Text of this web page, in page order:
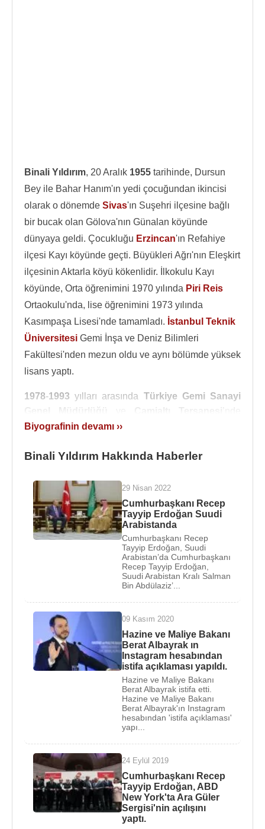
Binali Yıldırım, 20 Aralık 1955 tarihinde, Dursun
Bey ile Bahar Hanım'ın yedi çocuğundan ikincisi
olarak o dönemde Sivas'ın Suşehri ilçesine bağlı
bir bucak olan Gölova'nın Günalan köyünde
dünyaya geldi. Çocukluğu Erzincan'ın Refahiye
ilçesi Kayı köyünde geçti. Büyükleri Ağrı'nın Eleşkirt
ilçesinin Aktarla köyü kökenlidir. İlkokulu Kayı
köyünde, Orta öğrenimini 1970 yılında Piri Reis
Ortaokulu'nda, lise öğrenimini 1973 yılında
Kasımpaşa Lisesi'nde tamamladı. İstanbul Teknik
Üniversitesi Gemi İnşa ve Deniz Bilimleri
Fakültesi'nden mezun oldu ve aynı bölümde yüksek
lisans yaptı.
1978-1993 yılları arasında Türkiye Gemi Sanayi
çeşitli kademelerde yöneticilik yaptı.
1990 1991yılları arasında İsveç
'te bulunan
Denizcilik Üniversitesi
ve Mal Güvenliği Yönetimi konusunda ihtisas
eğitimi aldı. Bu eğitim sırasında toplam 6 ay
İskandinavya ülkeleri ve Avrupa'da çeşitli ülke
limanlarında Denizcilik İdaresi Uzmanları ile birlikte
Gemi İnşa ve Deniz Bilimleri Fakültesinde
asistan ve araştırma görevlisi olarak çalıştı.
1994 2000 yılları arasındaİstanbul Büyükşehir
Belediyesi İstanbul Deniz Otobüsleri İşletmeleri
(İDO) ‘da Genel Müdürlük görevinde bulundu. Bu
görevi sırasındaİstanbul'da toplu taşımacılığın
denize kaydırılması yönünde önemli projelere imza
Başta İstanbul-Yalova ve Bandırma hatlarının
Adnan Menderes
feribotlarının sefere konulması olmak üzere
İstanbul'a kazandırılan toplam 29 iskele/terminal, 22
deniz otobüsü ve 4 feribotla İDO'yu alanında
dünyanın en büyük şirketleri arasına soktu.
1999yılında deniz toplu taşımacılığı ve turizme
katkılarından dolayı uluslararası "Skal Kulübü"
Biyografinin devamı ››
Binali Yıldırım Hakkında Haberler
29 Nisan 2022
Cumhurbaşkanı Recep
Tayyip Erdoğan Suudi
Arabistanda
Cumhurbaşkanı Recep
Tayyip Erdoğan, Suudi
Arabistan’da Cumhurbaşkanı
Recep Tayyip Erdoğan,
Suudi Arabistan Kralı Salman
Bin Abdülaziz’...
09 Kasım 2020
Hazine ve Maliye Bakanı
Berat Albayrak ın
Instagram hesabından
istifa açıklaması yapıldı.
Hazine ve Maliye Bakanı
Berat Albayrak istifa etti.
Hazine ve Maliye Bakanı
Berat Albayrak'ın Instagram
hesabından 'istifa açıklaması'
yapı...
24 Eylül 2019
Cumhurbaşkanı Recep
Tayyip Erdoğan, ABD
New York'ta Ara Güler
Sergisi'nin açılışını
yaptı.